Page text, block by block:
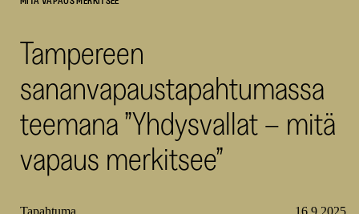
Tampereen
sananvapaustapahtumassa
teemana ”Yhdysvallat – mitä
vapaus merkitsee”
Tapahtuma 16.9.2025